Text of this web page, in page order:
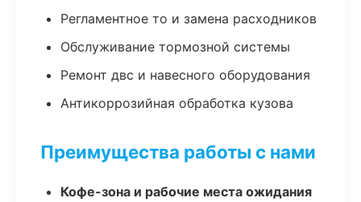
Регламентное то и замена расходников
Обслуживание тормозной системы
Ремонт двс и навесного оборудования
Антикоррозийная обработка кузова
Преимущества работы с нами
Кофе-зона и рабочие места ожидания